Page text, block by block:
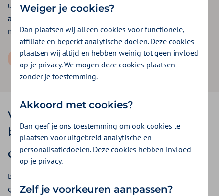
uitgebreide voordelen op het gebied van zorg, gezondheid,
arbeidsongeschiktheid en vitaliteit. Zaken die onlosmakelijk
met elkaar zijn verbonden.
Collectief zorgcontract aanvragen
Voordelige premie op de
basisverzekering
Collectief zorgcontract 2026
Bij Zilveren Kruis bepalen jouw medewerkers en hun
gezinsleden zelf hoeveel premie zij betalen. Men kan kiezen
Weiger je cookies?
Dan plaatsen wij alleen cookies voor functionele,
affiliate en beperkt analytische doelen. Deze cookies
plaatsen wij altijd en hebben weinig tot geen invloed
op je privacy. We mogen deze cookies plaatsen
zonder je toestemming.
Akkoord met cookies?
Dan geef je ons toestemming om ook cookies te
plaatsen voor uitgebreid analytische en
personalisatiedoelen. Deze cookies hebben invloed
op je privacy.
Zelf je voorkeuren aanpassen?